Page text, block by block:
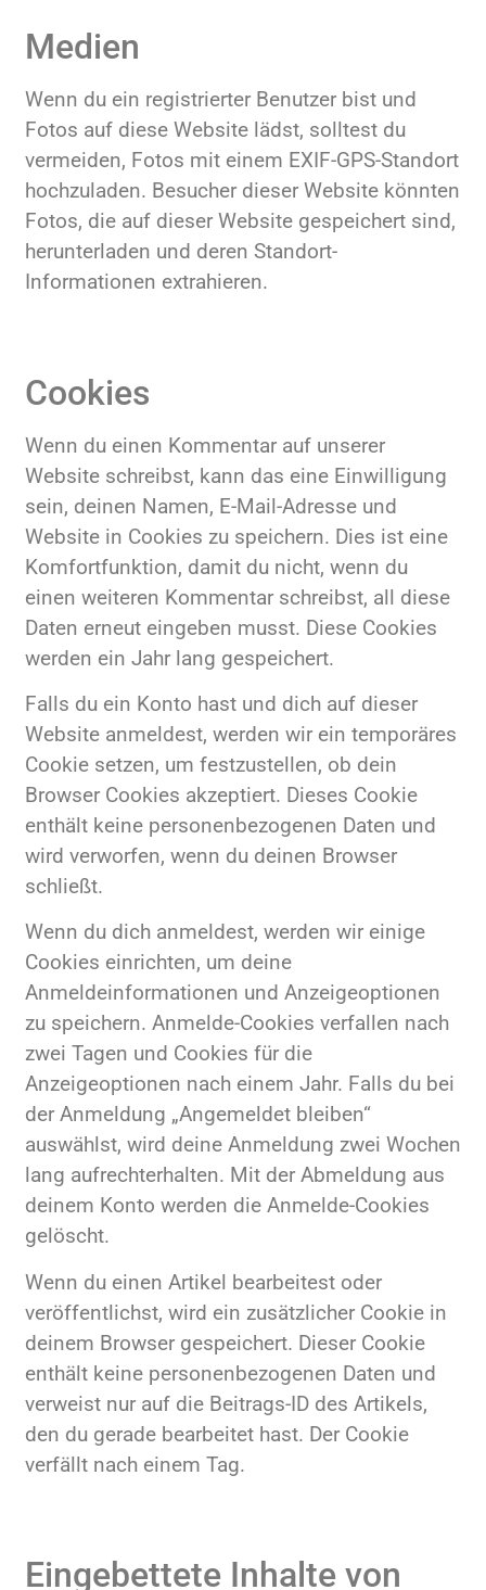
Medien
Wenn du ein registrierter Benutzer bist und
Fotos auf diese Website lädst, solltest du
vermeiden, Fotos mit einem EXIF-GPS-Standort
hochzuladen. Besucher dieser Website könnten
Fotos, die auf dieser Website gespeichert sind,
herunterladen und deren Standort-
Informationen extrahieren.
Cookies
Wenn du einen Kommentar auf unserer
Website schreibst, kann das eine Einwilligung
sein, deinen Namen, E-Mail-Adresse und
Website in Cookies zu speichern. Dies ist eine
Komfortfunktion, damit du nicht, wenn du
einen weiteren Kommentar schreibst, all diese
Daten erneut eingeben musst. Diese Cookies
werden ein Jahr lang gespeichert.
Falls du ein Konto hast und dich auf dieser
Website anmeldest, werden wir ein temporäres
Cookie setzen, um festzustellen, ob dein
Browser Cookies akzeptiert. Dieses Cookie
enthält keine personenbezogenen Daten und
wird verworfen, wenn du deinen Browser
schließt.
Wenn du dich anmeldest, werden wir einige
Cookies einrichten, um deine
Anmeldeinformationen und Anzeigeoptionen
zu speichern. Anmelde-Cookies verfallen nach
zwei Tagen und Cookies für die
Anzeigeoptionen nach einem Jahr. Falls du bei
der Anmeldung „Angemeldet bleiben“
auswählst, wird deine Anmeldung zwei Wochen
lang aufrechterhalten. Mit der Abmeldung aus
deinem Konto werden die Anmelde-Cookies
gelöscht.
Wenn du einen Artikel bearbeitest oder
veröffentlichst, wird ein zusätzlicher Cookie in
deinem Browser gespeichert. Dieser Cookie
enthält keine personenbezogenen Daten und
verweist nur auf die Beitrags-ID des Artikels,
den du gerade bearbeitet hast. Der Cookie
verfällt nach einem Tag.
Eingebettete Inhalte von